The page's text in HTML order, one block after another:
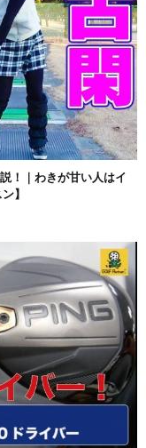
！｜わきが甘い人はイ
】